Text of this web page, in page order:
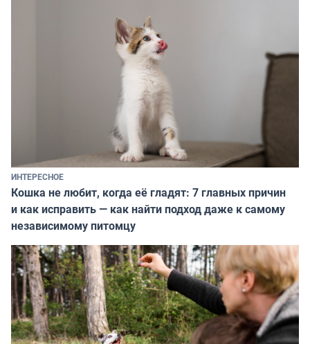
ИНТЕРЕСНОЕ
Кошка не любит, когда её гладят: 7 главных причин
и как исправить — как найти подход даже к самому
независимому питомцу